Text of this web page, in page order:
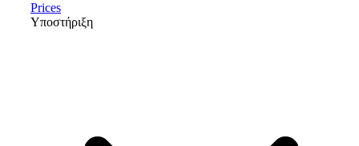
Prices
Υποστήριξη